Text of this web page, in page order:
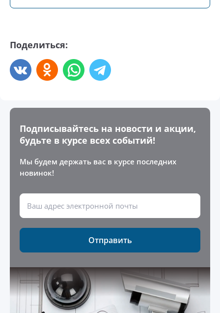
Поделиться:
Подписывайтесь на новости и акции,
будьте в курсе всех событий!
Мы будем держать вас в курсе последних
новинок!
Отправить